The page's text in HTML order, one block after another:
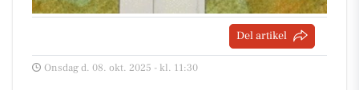
Del artikel
Onsdag d. 08. okt. 2025 - kl. 11:30